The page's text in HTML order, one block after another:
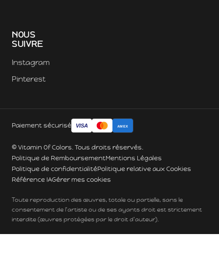
NOUS
SUIVRE
Instagram
Pinterest
Paiement sécurisé VISA AMEX
© Vitamin Of Colors. Tous droits réservés.
Politique de RemboursementMentions Légales
Politique de confidentialitéPolitique relative aux Cookies
Référence IAGérer mes cookies
Toute reproduction des œuvres, totale ou partielle, sans le
consentement de l'artiste ou de ses ayants droit est strictement
interdite (œuvres protégées par le droit d'auteur).